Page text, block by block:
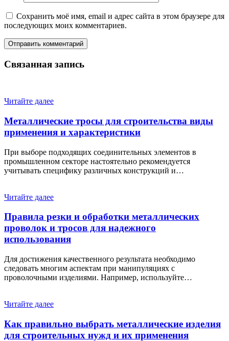
Сохранить моё имя, email и адрес сайта в этом браузере для
последующих моих комментариев.
Связанная запись
Читайте далее
Металлические тросы для строительства виды
применения и характеристики
При выборе подходящих соединительных элементов в
промышленном секторе настоятельно рекомендуется
учитывать специфику различных конструкций и…
Читайте далее
Правила резки и обработки металлических
проволок и тросов для надежного
использования
Для достижения качественного результата необходимо
следовать многим аспектам при манипуляциях с
проволочными изделиями. Например, используйте…
Читайте далее
Как правильно выбрать металлические изделия
для строительных нужд и их применения